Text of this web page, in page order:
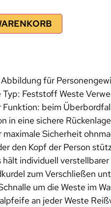
für
Feststoff Weste
Funktion: beim
in eine sichere
maximale Sicherheit
den Kopf der Person
hält individuell
zum Verschließen
um die Weste im
an jeder Weste